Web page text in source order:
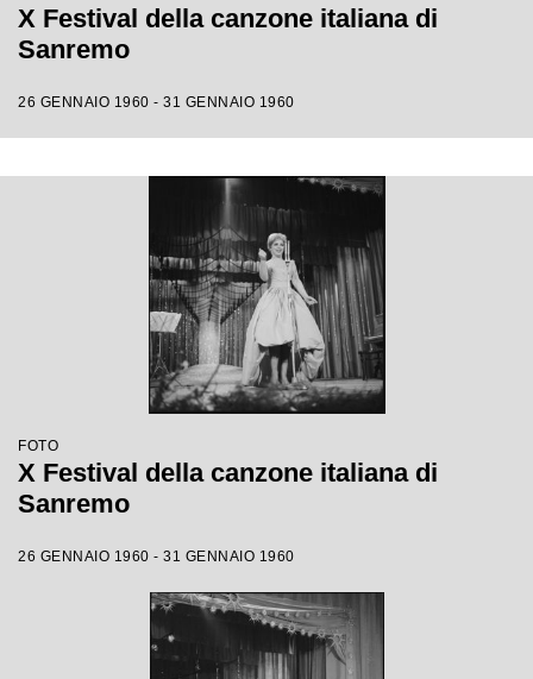
X Festival della canzone italiana di
Sanremo
26 GENNAIO 1960 - 31 GENNAIO 1960
FOTO
X Festival della canzone italiana di
Sanremo
26 GENNAIO 1960 - 31 GENNAIO 1960